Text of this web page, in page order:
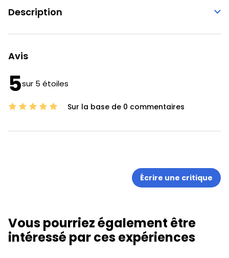
Description
Avis
5sur 5 étoiles
Sur la base de 0 commentaires
Écrire une critique
Vous pourriez également être
intéressé par ces expériences